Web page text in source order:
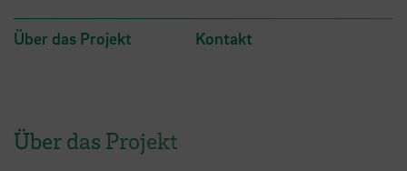
Über das Projekt Kontakt
Über das Projekt